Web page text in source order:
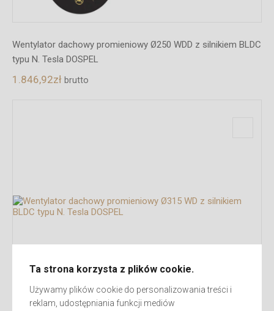
Wentylator dachowy promieniowy Ø250 WDD z silnikiem BLDC
typu N. Tesla DOSPEL
1.846,92zł brutto
Ta strona korzysta z plików cookie.
Używamy plików cookie do personalizowania treści i
reklam, udostępniania funkcji mediów